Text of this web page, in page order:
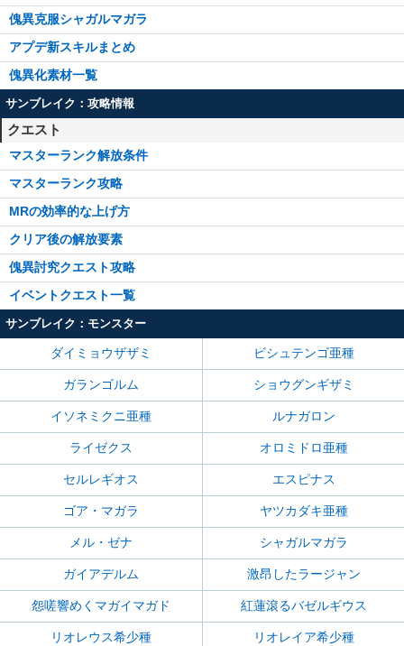
傀異克服シャガルマガラ
アプデ新スキルまとめ
傀異化素材一覧
サンブレイク：攻略情報
クエスト
マスターランク解放条件
マスターランク攻略
MRの効率的な上げ方
クリア後の解放要素
傀異討究クエスト攻略
イベントクエスト一覧
サンブレイク：モンスター
ダイミョウザザミ ビシュテンゴ亜種
ガランゴルム ショウグンギザミ
イソネミクニ亜種 ルナガロン
ライゼクス オロミドロ亜種
セルレギオス エスピナス
ゴア・マガラ ヤツカダキ亜種
メル・ゼナ シャガルマガラ
ガイアデルム 激昂したラージャン
怨嗟響めくマガイマガド 紅蓮滾るバゼルギウス
リオレウス希少種 リオレイア希少種